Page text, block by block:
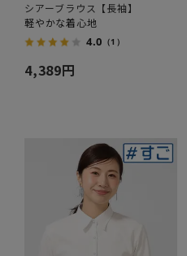
シアーブラウス【長袖】
軽やかな着心地
4.0 （1）
4,389円